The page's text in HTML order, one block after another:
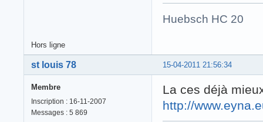
Huebsch HC
Hors ligne
15-04-2011 21:56:34
st louis 78
Membre
Inscription : 16-11-2007
Messages : 5 869
La ces déjà
http://